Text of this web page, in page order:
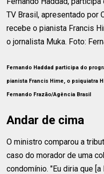
Fernando Haddad participa do
pianista Francis Hime, o psiquiatra
Fernando Frazão/Agência Brasil
Andar de cima
O ministro comparou a
caso do morador de uma
condomínio. "Eu diria que